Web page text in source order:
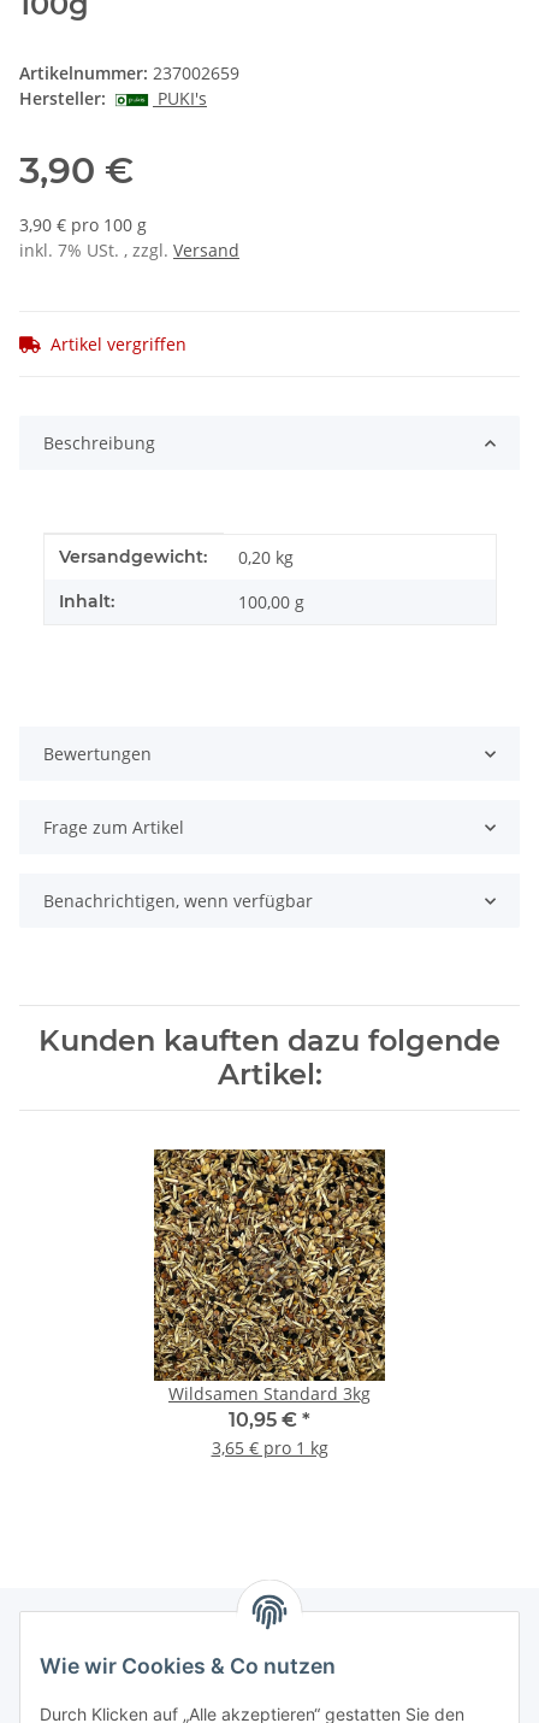
Wie wir Cookies & Co nutzen
Durch Klicken auf „Alle akzeptieren“ gestatten Sie den
Artikelnummer: 237002659
Hersteller:
PUKI's
3,90 €
3,90 € pro 100 g
inkl. 7% USt. , zzgl. Versand
Artikel vergriffen
Beschreibung
Produkteigenschaft
Wert
Versandgewicht: 0,20 kg
Inhalt: 100,00 g
Bewertungen
Frage zum Artikel
Benachrichtigen, wenn verfügbar
Kunden kauften dazu folgende
Artikel:
Wildsamen Standard 3kg
10,95 € *
3,65 € pro 1 kg
Informationen